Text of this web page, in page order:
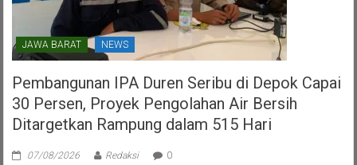
JAWA BARAT NEWS
Pembangunan IPA Duren Seribu di Depok Capai
30 Persen, Proyek Pengolahan Air Bersih
Ditargetkan Rampung dalam 515 Hari
07/08/2026 Redaksi 0